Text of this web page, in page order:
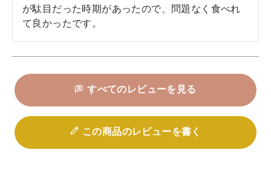
が駄目だった時期があったので、問題なく食べれ
て良かったです。
すべてのレビューを見る
この商品のレビューを書く